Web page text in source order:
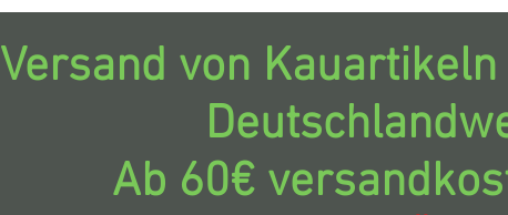
Versand von
Ab 60€